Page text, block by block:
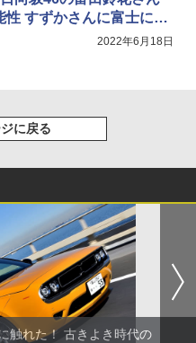
性 すずかさんに富士に来
2022年6月18日
に戻る
触れた！ 古きよき時代の